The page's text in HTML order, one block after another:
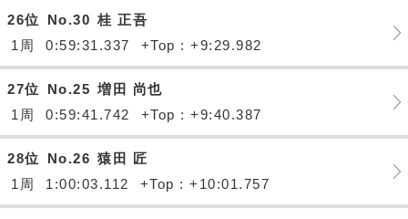
26位 No.30 桂 正吾
1周
0:59:31.337 +Top : +9:29.982
27位 No.25 増田 尚也
1周
0:59:41.742 +Top : +9:40.387
28位 No.26 猿田 匠
1周
1:00:03.112 +Top : +10:01.757